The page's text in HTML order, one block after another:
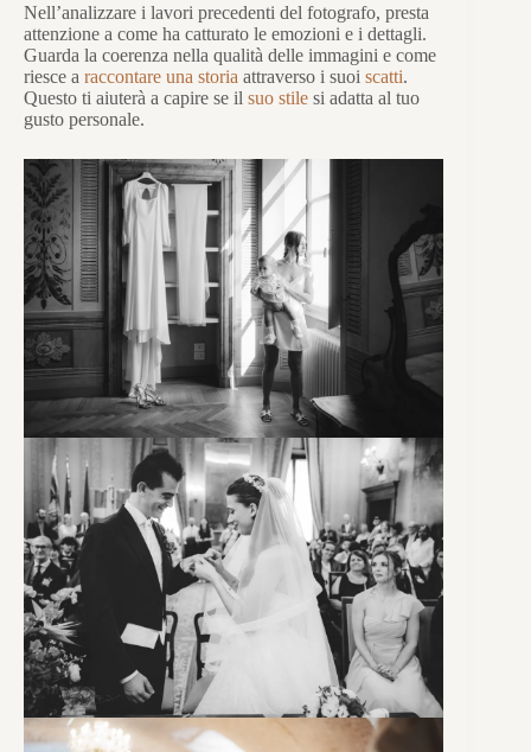
Nell’analizzare i lavori precedenti del fotografo, presta
attenzione a come ha catturato le emozioni e i dettagli.
Guarda la coerenza nella qualità delle immagini e come
riesce a raccontare una storia attraverso i suoi scatti.
Questo ti aiuterà a capire se il suo stile si adatta al tuo
gusto personale.